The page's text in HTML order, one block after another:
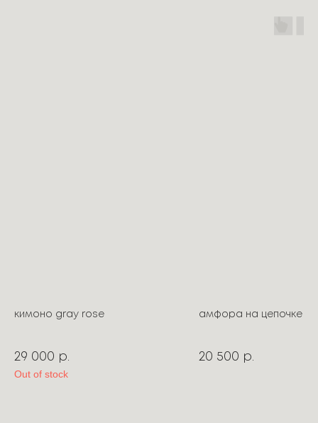
кимоно gray rose
29 000 р.
Out of stock
амфора на цепочке
20 500 р.